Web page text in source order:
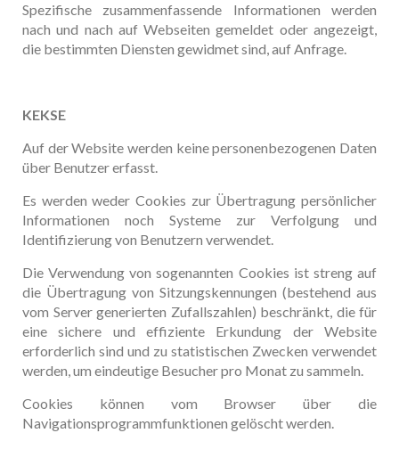
Spezifische zusammenfassende Informationen werden
nach und nach auf Webseiten gemeldet oder angezeigt,
die bestimmten Diensten gewidmet sind, auf Anfrage.
KEKSE
Auf der Website werden keine personenbezogenen Daten
über Benutzer erfasst.
Es werden weder Cookies zur Übertragung persönlicher
Informationen noch Systeme zur Verfolgung und
Identifizierung von Benutzern verwendet.
Die Verwendung von sogenannten Cookies ist streng auf
die Übertragung von Sitzungskennungen (bestehend aus
vom Server generierten Zufallszahlen) beschränkt, die für
eine sichere und effiziente Erkundung der Website
erforderlich sind und zu statistischen Zwecken verwendet
werden, um eindeutige Besucher pro Monat zu sammeln.
Cookies können vom Browser über die
Navigationsprogrammfunktionen gelöscht werden.